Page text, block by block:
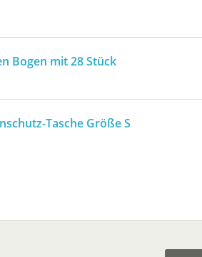
Bogen mit 28 Stück
Tasche Größe S